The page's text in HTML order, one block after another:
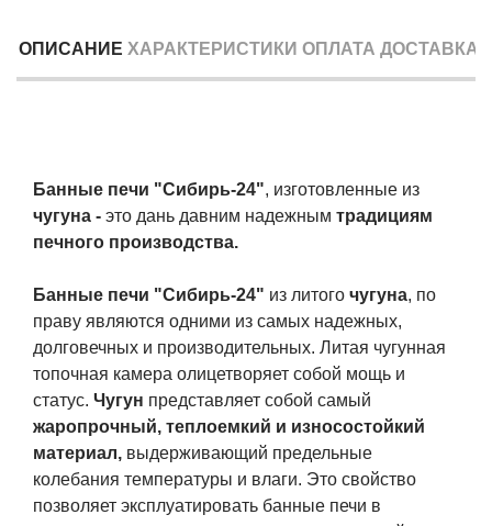
ОПИСАНИЕ ХАРАКТЕРИСТИКИ ОПЛАТА ДОСТАВКА
Банные печи "Сибирь-24", изготовленные из
чугуна - это дань давним надежным традициям
печного производства.
Банные печи "Сибирь-24" из литого чугуна, по
праву являются одними из самых надежных,
долговечных и производительных. Литая чугунная
топочная камера олицетворяет собой мощь и
статус. Чугун представляет собой самый
жаропрочный, теплоемкий и износостойкий
материал, выдерживающий предельные
колебания температуры и влаги. Это свойство
позволяет эксплуатировать банные печи в